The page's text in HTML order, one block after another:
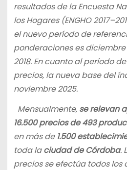
resultados de la Encuesta
los Hogares (ENGHO
el nuevo período de
ponderaciones es
2018. En cuanto al período
precios, la nueva base del
noviembre 2025.
Mensualmente, se relevan
16.500 precios de 493
en más de 1.500
toda laciudad de Córdoba.
precios se efectúa todos los